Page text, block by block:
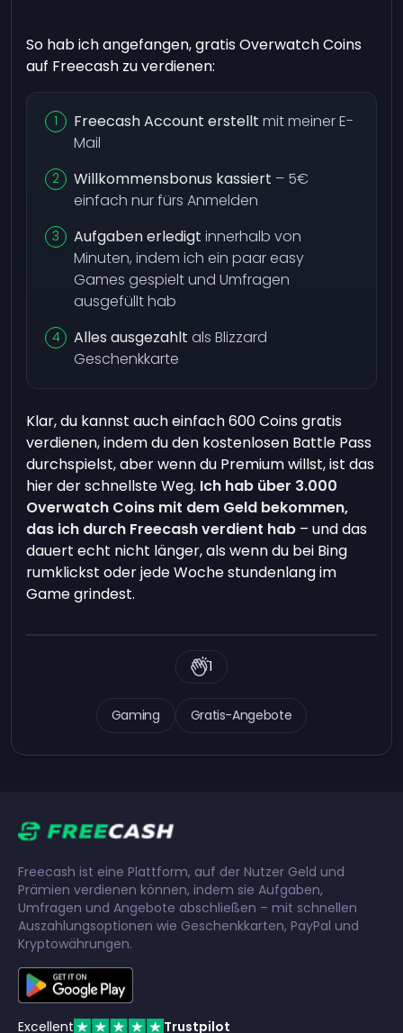
So hab ich angefangen, gratis Overwatch Coins
auf Freecash zu verdienen:
Freecash Account erstellt mit meiner E-
Mail
Willkommensbonus kassiert – 5€
einfach nur fürs Anmelden
Aufgaben erledigt innerhalb von
Minuten, indem ich ein paar easy
Games gespielt und Umfragen
ausgefüllt hab
Alles ausgezahlt als Blizzard
Geschenkkarte
Klar, du kannst auch einfach 600 Coins gratis
verdienen, indem du den kostenlosen Battle Pass
durchspielst, aber wenn du Premium willst, ist das
hier der schnellste Weg. Ich hab über 3.000
Overwatch Coins mit dem Geld bekommen,
das ich durch Freecash verdient hab – und das
dauert echt nicht länger, als wenn du bei Bing
rumklickst oder jede Woche stundenlang im
Game grindest.
Gaming Gratis-Angebote
1
Freecash ist eine Plattform, auf der Nutzer Geld und
Prämien verdienen können, indem sie Aufgaben,
Umfragen und Angebote abschließen – mit schnellen
Auszahlungsoptionen wie Geschenkkarten, PayPal und
Kryptowährungen.
Excellent Trustpilot